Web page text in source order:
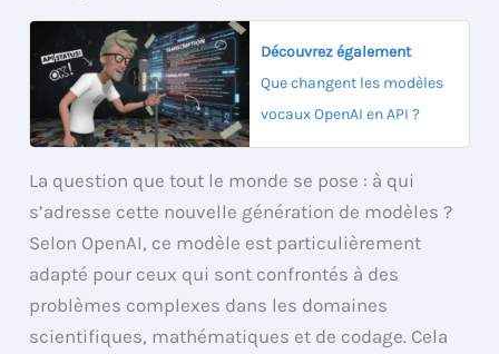
Découvrez également
Que changent les modèles
vocaux OpenAI en API ?
La question que tout le monde se pose : à qui
s’adresse cette nouvelle génération de modèles ?
Selon OpenAI, ce modèle est particulièrement
adapté pour ceux qui sont confrontés à des
problèmes complexes dans les domaines
scientifiques, mathématiques et de codage. Cela